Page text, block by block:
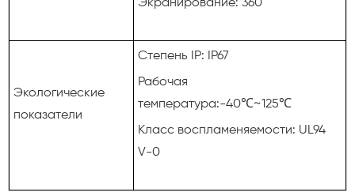
Экранирование: 360°
Экологические
показатели
Степень IP: IP67
Рабочая
температура:-40℃~125℃
Класс воспламеняемости: UL94
V-0